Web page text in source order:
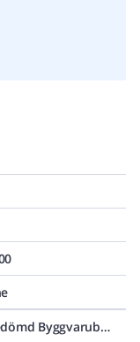
Miljöbedömd Byggvarubedömning Accepteras